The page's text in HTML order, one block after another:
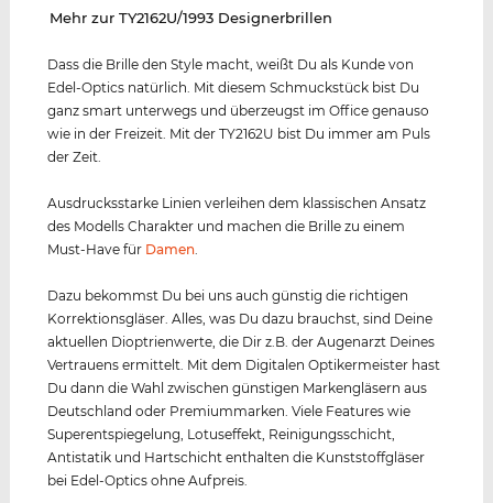
‌Mehr zur TY2162U/1993 Designerbrillen
Dass die Brille den Style macht, weißt Du als Kunde von
Edel-Optics natürlich. Mit diesem Schmuckstück bist Du
ganz smart unterwegs und überzeugst im Office genauso
wie in der Freizeit. Mit der TY2162U bist Du immer am Puls
der Zeit.
Ausdrucksstarke Linien verleihen dem klassischen Ansatz
des Modells Charakter und machen die Brille zu einem
Must-Have für Damen.
Dazu bekommst Du bei uns auch günstig die richtigen
Korrektionsgläser. Alles, was Du dazu brauchst, sind Deine
aktuellen Dioptrienwerte, die Dir z.B. der Augenarzt Deines
Vertrauens ermittelt. Mit dem Digitalen Optikermeister hast
Du dann die Wahl zwischen günstigen Markengläsern aus
Deutschland oder Premiummarken. Viele Features wie
Superentspiegelung, Lotuseffekt, Reinigungsschicht,
Antistatik und Hartschicht enthalten die Kunststoffgläser
bei Edel-Optics ohne Aufpreis.